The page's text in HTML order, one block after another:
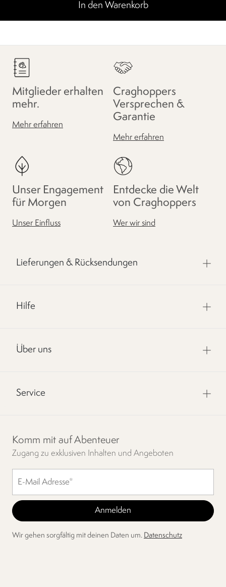
In den Warenkorb
Mitglieder erhalten
mehr.
Mehr erfahren
Craghoppers
Versprechen &
Garantie
Mehr erfahren
Unser Engagement
für Morgen
Unser Einfluss
Entdecke die Welt
von Craghoppers
Wer wir sind
Lieferungen & Rücksendungen
Hilfe
Über uns
Service
Komm mit auf Abenteuer
Zugang zu exklusiven Inhalten und Angeboten
Wir gehen sorgfältig mit deinen Daten um. Datenschutz